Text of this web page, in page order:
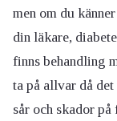
men om du
din läkare,
finns behandling
ta på allvar då
sår och skador